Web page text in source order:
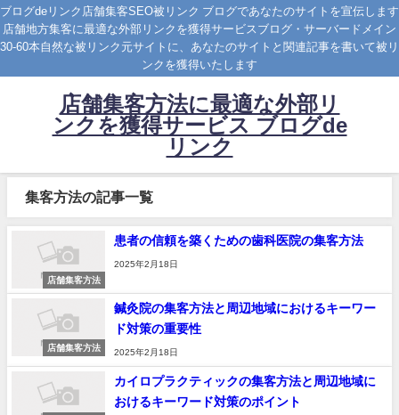
ブログdeリンク店舗集客SEO被リンク ブログであなたのサイトを宣伝します
店舗地方集客に最適な外部リンクを獲得サービスブログ・サーバードメイン
30-60本自然な被リンク元サイトに、あなたのサイトと関連記事を書いて被リ
ンクを獲得いたします
店舗集客方法に最適な外部リ
ンクを獲得サービス ブログde
リンク
集客方法の記事一覧
店舗集客方法
患者の信頼を築くための歯科医院の集客方法
2025年2月18日
店舗集客方法
鍼灸院の集客方法と周辺地域におけるキーワー
ド対策の重要性
2025年2月18日
カイロプラクティックの集客方法と周辺地域に
おけるキーワード対策のポイント